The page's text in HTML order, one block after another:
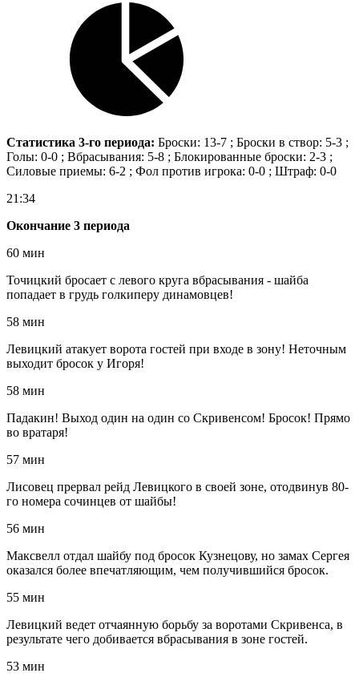
Статистика 3-го периода: Броски: 13-7 ; Броски в створ: 5-3 ;
Голы: 0-0 ; Вбрасывания: 5-8 ; Блокированные броски: 2-3 ;
Силовые приемы: 6-2 ; Фол против игрока: 0-0 ; Штраф: 0-0
21:34
Окончание 3 периода
60 мин
Точицкий бросает с левого круга вбрасывания - шайба
попадает в грудь голкиперу динамовцев!
58 мин
Левицкий атакует ворота гостей при входе в зону! Неточным
выходит бросок у Игоря!
58 мин
Падакин! Выход один на один со Скривенсом! Бросок! Прямо
во вратаря!
57 мин
Лисовец прервал рейд Левицкого в своей зоне, отодвинув 80-
го номера сочинцев от шайбы!
56 мин
Максвелл отдал шайбу под бросок Кузнецову, но замах Сергея
оказался более впечатляющим, чем получившийся бросок.
55 мин
Левицкий ведет отчаянную борьбу за воротами Скривенса, в
результате чего добивается вбрасывания в зоне гостей.
53 мин